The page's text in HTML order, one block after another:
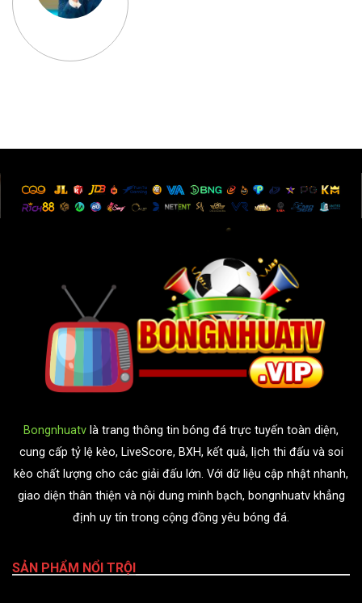
Bongnhuatv là trang thông tin bóng đá trực tuyến toàn diện,
cung cấp tỷ lệ kèo, LiveScore, BXH, kết quả, lịch thi đấu và soi
kèo chất lượng cho các giải đấu lớn. Với dữ liệu cập nhật nhanh,
giao diện thân thiện và nội dung minh bạch, bongnhuatv khẳng
định uy tín trong cộng đồng yêu bóng đá.
SẢN PHẨM NỔI TRỘI